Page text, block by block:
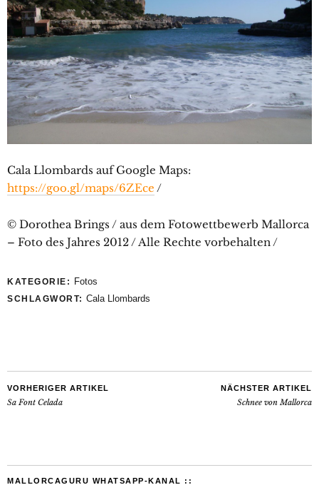
Cala Llombards auf Google Maps:
https://goo.gl/maps/6ZEce /
© Dorothea Brings / aus dem Fotowettbewerb Mallorca
– Foto des Jahres 2012 / Alle Rechte vorbehalten /
KATEGORIE: Fotos
SCHLAGWORT: Cala Llombards
VORHERIGER ARTIKEL
Sa Font Celada
NÄCHSTER ARTIKEL
Schnee von Mallorca
MALLORCAGURU WHATSAPP-KANAL ::